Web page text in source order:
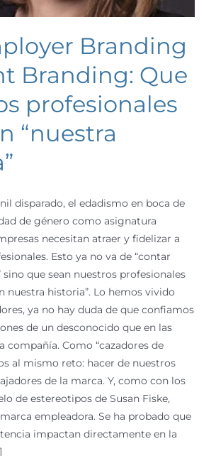
Branding
Branding: Que
profesionales
“nuestra
disparado, el edadismo en boca de
de género como asignatura
necesitan atraer y fidelizar a
Esto ya no va de “contar
sino que sean nuestros profesionales
nuestra historia”. Lo hemos vivido
ya no hay duda de que confiamos
de un desconocido que en las
compañía. Como “cazadores de
al mismo reto: hacer de nuestros
de la marca. Y, como con los
de estereotipos de Susan Fiske,
empleadora. Se ha probado que
impactan directamente en la